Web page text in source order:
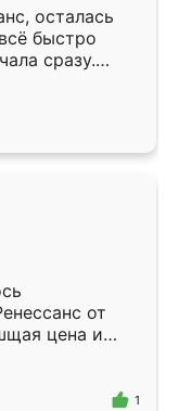
осталась
быстро
сразу.
подошёл к
Собрали
даже
от
цена и
Приехавший
1